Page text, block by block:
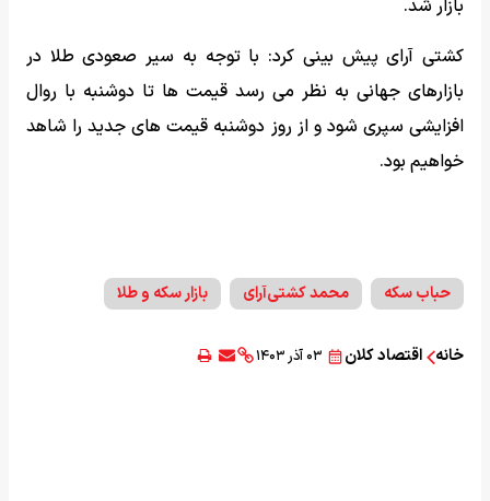
بازار شد.
کشتی آرای پیش بینی کرد: با توجه به سیر صعودی طلا در
بازارهای جهانی به نظر می رسد قیمت ها تا دوشنبه با روال
افزایشی سپری شود و از روز دوشنبه قیمت های جدید را شاهد
خواهیم بود.
حباب سکه محمد کشتی‌آرای بازار سکه و طلا
خانه اقتصاد کلان ۰۳ آذر ۱۴۰۳